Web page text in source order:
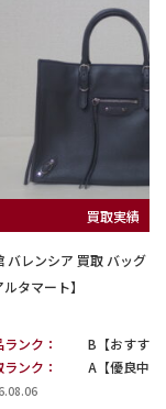
買取実績
バレンシア 買取 バッグ｜
ルタマート】
ンク：
B【おすすめ
ランク：
A【優良中古